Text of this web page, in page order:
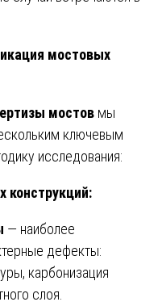
мостовых
мостов мы
ключевым
исследования:
конструкций:
— наиболее
дефекты:
карбонизация
слоя.